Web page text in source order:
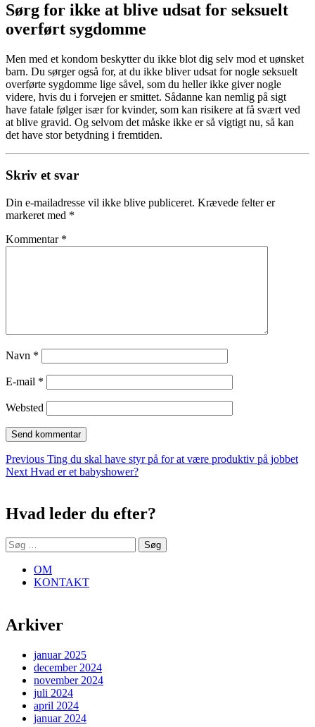
Sørg for ikke at blive udsat for seksuelt
overført sygdomme
Men med et kondom beskytter du ikke blot dig selv mod et uønsket
barn. Du sørger også for, at du ikke bliver udsat for nogle seksuelt
overførte sygdomme lige såvel, som du heller ikke giver nogle
videre, hvis du i forvejen er smittet. Sådanne kan nemlig på sigt
have fatale følger især for kvinder, som kan risikere at få svært ved
at blive gravid. Og selvom det måske ikke er så vigtigt nu, så kan
det have stor betydning i fremtiden.
Skriv et svar
Din e-mailadresse vil ikke blive publiceret. Krævede felter er
markeret med *
Kommentar *
Navn *
E-mail *
Websted
Indlægsnavigation
Previous Previous
post:
Ting du skal have styr på for at være produktiv på jobbet
Next Next
Hvad er et babyshower?
Hvad leder du efter?
Søg
efter:
OM
KONTAKT
Arkiver
januar 2025
december 2024
november 2024
juli 2024
april 2024
januar 2024